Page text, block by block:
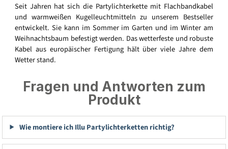
Seit Jahren hat sich die Partylichterkette mit Flachbandkabel
und warmweißen Kugelleuchtmitteln zu unserem Bestseller
entwickelt. Sie kann im Sommer im Garten und im Winter am
Weihnachtsbaum befestigt werden. Das wetterfeste und robuste
Kabel aus europäischer Fertigung hält über viele Jahre dem
Wetter stand.
Fragen und Antworten zum
Produkt
Wie montiere ich Illu Partylichterketten richtig?